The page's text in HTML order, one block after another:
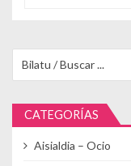
CATEGORÍAS
Aisialdia – Ocio